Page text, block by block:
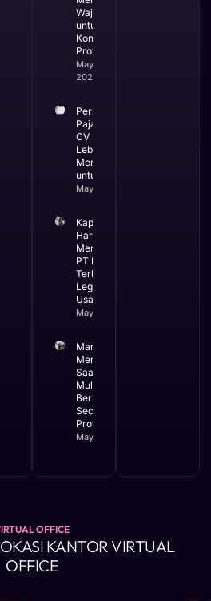
Wajib
untuk
Kontraktor
Profesional
May 19,
2026
Perbandingan
Pajak PT dan
CV Mana yang
Lebih
Menguntungkan
untuk Bisnis
May 13, 2026
Kapan Bisnis
Harus
Menggunakan
PT Ini Waktu
Terbaik
Legalitas
Usaha
May 12, 2026
Manfaat
Membuat PT
Saat Bisnis
Mulai
Berkembang
Secara
Profesional
May 11, 2026
OFFICE
KANTOR VIRTUAL
OFFICE